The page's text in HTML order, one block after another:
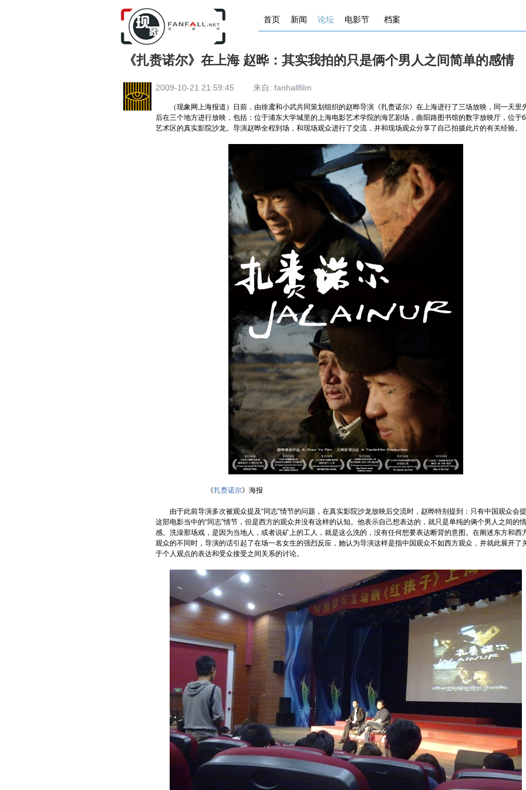
首页 新闻 论坛 电影节 档案
《扎赉诺尔》在上海 赵晔：其实我拍的只是俩个男人之间简单的感情
2009-10-21 21:59:45 来自: fanhallfilm
（现象网上海报道）日前，由徐鸢和小武共同策划组织的赵晔导演《扎赉诺尔》在上海进行了三场放映，同一天里
后在三个地方进行放映，包括：位于浦东大学城里的上海电影艺术学院的海艺剧场，曲阳路图书馆的数字放映厅，位于
艺术区的真实影院沙龙。导演赵晔全程到场，和现场观众进行了交流，并和现场观众分享了自己拍摄此片的有关经验。
《扎赉诺尔》海报
由于此前导演多次被观众提及“同志”情节的问题，在真实影院沙龙放映后交流时，赵晔特别提到：只有中国观众会
这部电影当中的“同志”情节，但是西方的观众并没有这样的认知。他表示自己想表达的，就只是单纯的俩个男人之间的情
感。洗澡那场戏，是因为当地人，或者说矿上的工人，就是这么洗的，没有任何想要表达断背的意图。在阐述东方和西
观众的不同时，导演的话引起了在场一名女生的强烈反应，她认为导演这样是指中国观众不如西方观众，并就此展开了
于个人观点的表达和受众接受之间关系的讨论。